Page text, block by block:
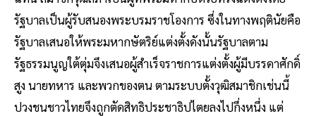
รัฐบาลเป็นผู้รับสนองพระบรมราชโองการ ซึ่งในทางพฤตินัยคือ
รัฐบาลเสนอให้พระมหากษัตริย์แต่งตั้งดังนั้นรัฐบาลตาม
รัฐธรรมนูญใต้ตุ่มจึงเสนอผู้สําเร็จราชการแต่งตั้งผู้มีบรรดาศักดิ์
สูง นายทหาร และพวกของตน ตามระบบตั้งวุฒิสมาชิกเช่นนี้
ปวงชนชาวไทยจึงถูกตัดสิทธิประชาธิปไตยลงไปกึ่งหนึ่ง แต่